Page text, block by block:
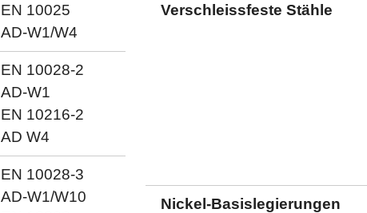
EN 10025
AD-W1/W4
EN 10028-2
AD-W1
EN 10216-2
AD W4
EN 10028-3
AD-W1/W10
Verschleissfeste Stähle
Nickel-Basislegierungen